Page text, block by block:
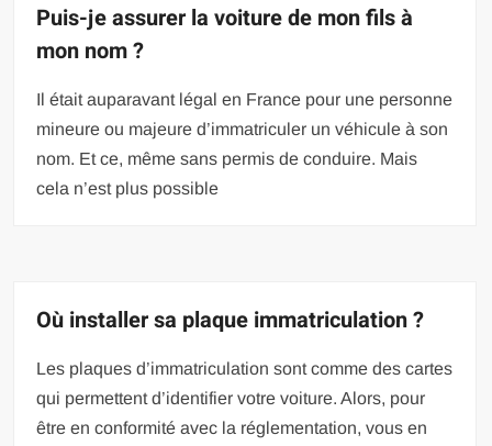
Puis-je assurer la voiture de mon fils à
mon nom ?
Il était auparavant légal en France pour une personne
mineure ou majeure d’immatriculer un véhicule à son
nom. Et ce, même sans permis de conduire. Mais
cela n’est plus possible
Où installer sa plaque immatriculation ?
Les plaques d’immatriculation sont comme des cartes
qui permettent d’identifier votre voiture. Alors, pour
être en conformité avec la réglementation, vous en